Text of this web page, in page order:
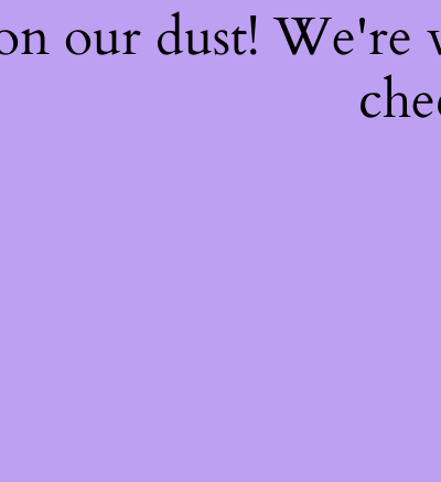
our dust!